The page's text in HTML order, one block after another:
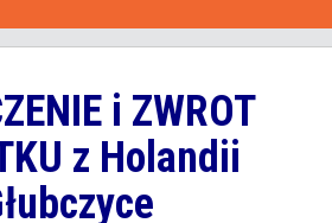
i ZWROT
z Holandii